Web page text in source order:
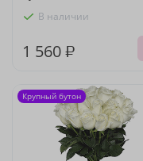
В наличии
1 560 ₽
Крупный бутон